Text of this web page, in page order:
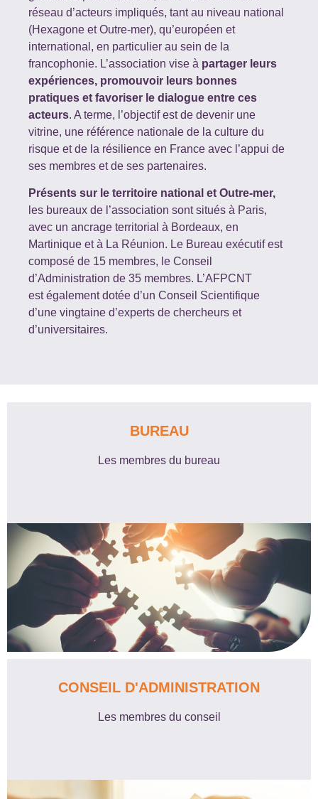
réseau d’acteurs impliqués, tant au niveau national
(Hexagone et Outre-mer), qu’européen et
international, en particulier au sein de la
francophonie. L’association vise à partager leurs
expériences, promouvoir leurs bonnes
pratiques et favoriser le dialogue entre ces
acteurs. A terme, l’objectif est de devenir une
vitrine, une référence nationale de la culture du
risque et de la résilience en France avec l’appui de
ses membres et de ses partenaires.
Présents sur le territoire national et Outre-mer,
les bureaux de l’association sont situés à Paris,
avec un ancrage territorial à Bordeaux, en
Martinique et à La Réunion. Le Bureau exécutif est
composé de 15 membres, le Conseil
d’Administration de 35 membres. L’AFPCNT
estégalement dotée d’un Conseil Scientifique
d’une vingtaine d’experts de chercheurs et
d’universitaires.
BUREAU
Les membres du bureau
CONSEIL D'ADMINISTRATION
Les membres du conseil